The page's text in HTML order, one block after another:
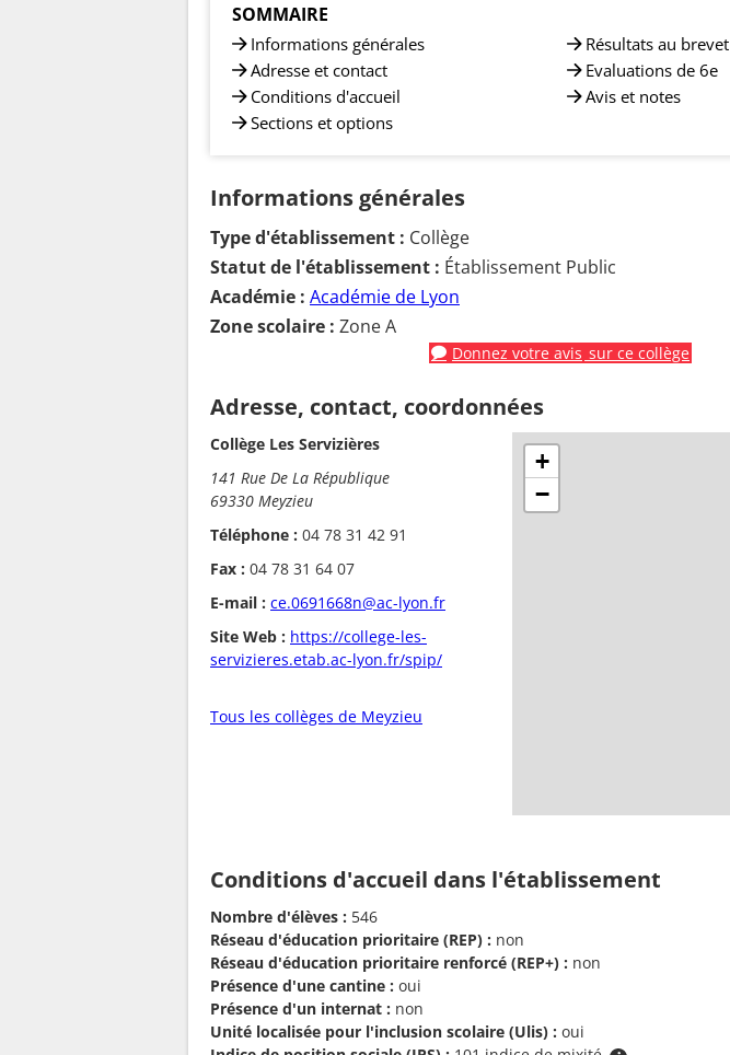
SOMMAIRE
Informations générales
Adresse et contact
Conditions d'accueil
Sections et options
Résultats au brevet
Evaluations de 6e
Avis et notes
Informations générales
Type d'établissement : Collège
Statut de l'établissement : Établissement Public
Académie : Académie de Lyon
Zone scolaire : Zone A
Donnez votre avis sur ce collège
Adresse, contact, coordonnées
Collège Les Servizières
141 Rue De La République
69330 Meyzieu
Téléphone : 04 78 31 42 91
Fax : 04 78 31 64 07
E-mail : ce.0691668n@ac-lyon.fr
Site Web : https://college-les-
servizieres.etab.ac-lyon.fr/spip/
Tous les collèges de Meyzieu
+
−
Conditions d'accueil dans l'établissement
Nombre d'élèves : 546
Réseau d'éducation prioritaire (REP) : non
Réseau d'éducation prioritaire renforcé (REP+) : non
Présence d'une cantine : oui
Présence d'un internat : non
Unité localisée pour l'inclusion scolaire (Ulis) : oui